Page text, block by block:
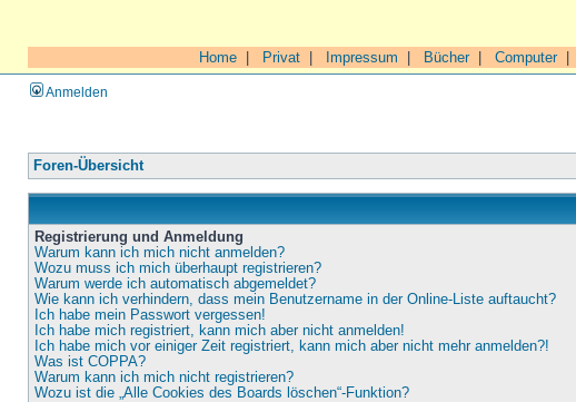
Home Privat Impressum Bücher| Computer|
Anmelden
Foren-Übersicht
Registrierung und Anmeldung
Warum kann ich mich nicht anmelden?
Wozu muss ich mich überhaupt registrieren?
Warum werde ich automatisch abgemeldet?
Wie kann ich verhindern, dass mein Benutzername in der Online-Liste auftaucht?
Ich habe mein Passwort vergessen!
Ich habe mich registriert, kann mich aber nicht anmelden!
Ich habe mich vor einiger Zeit registriert, kann mich aber nicht mehr anmelden?!
Was ist COPPA?
Warum kann ich mich nicht registrieren?
Wozu ist die „Alle Cookies des Boards löschen“-Funktion?